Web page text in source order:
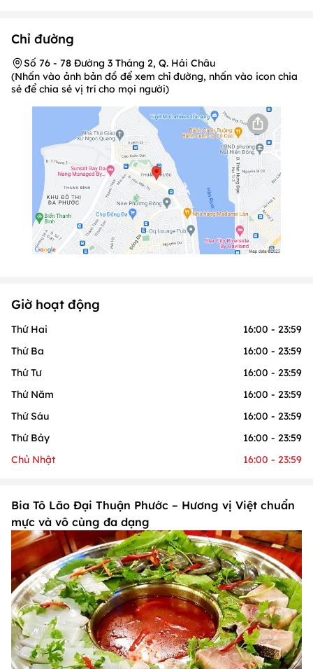
Chỉ đường
Số 76 - 78 Đường 3 Tháng 2, Q. Hải Châu
(Nhấn vào ảnh bản đồ để xem chỉ đường, nhấn vào icon chia
sẻ để chia sẻ vị trí cho mọi người)
Giờ hoạt động
Thứ Hai
16:00 - 23:59
Thứ Ba
16:00 - 23:59
Thứ Tư
16:00 - 23:59
Thứ Năm
16:00 - 23:59
Thứ Sáu
16:00 - 23:59
Thứ Bảy
16:00 - 23:59
Chủ Nhật
16:00 - 23:59
Bia Tô Lão Đại Thuận Phước – Hương vị Việt chuẩn
mực và vô cùng đa dạng